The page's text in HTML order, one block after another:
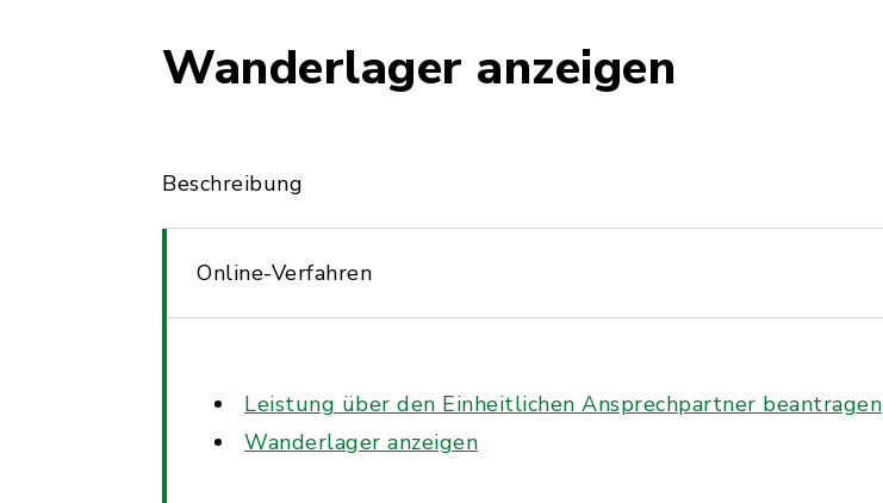
Wanderlager anzeigen
Beschreibung
Online-Verfahren
Leistung über den Einheitlichen Ansprechpartner beantragen
Wanderlager anzeigen